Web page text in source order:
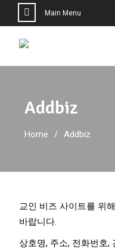
Main Menu
Addbiz
Home Addbiz
교인 비즈 사이트를 위
바랍니다.
상호명, 주소, 전화번호,